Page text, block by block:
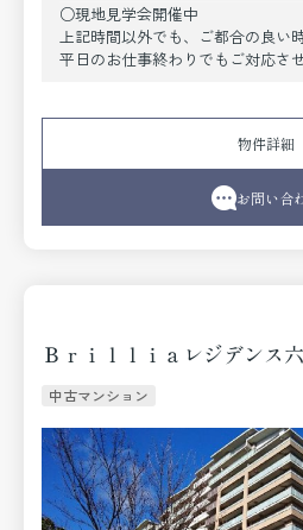
○現地見学会開催中
上記時間以外でも、ご都合の良い
平日のお仕事終わりでもご対応さ
○直接現地に行って、周辺環境も
○小さい子供がいるけど、車が無
○ご高齢で長時間歩けない。
○他に希望条件に合いそうな物件
○現在の住まいの価格が知りたい
物件詳細
お問い合
Ｂｒｉｌｌｉａレジデンス
中古マンション